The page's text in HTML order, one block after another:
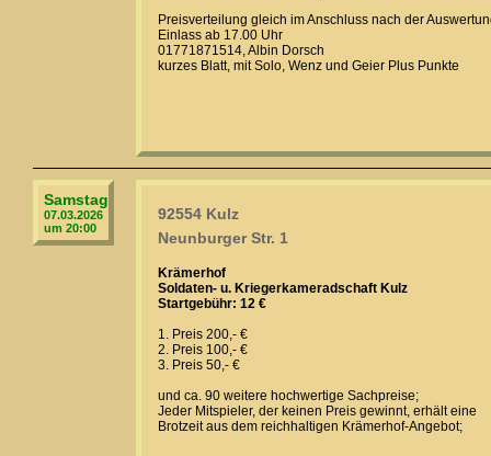
Preisverteilung gleich im Anschluss nach der
Einlass ab 17.00 Uhr
01771871514, Albin Dorsch
kurzes Blatt, mit Solo, Wenz und Geier Plus Punkte
Samstag
07.03.2026
um 20:00
92554 Kulz
Neunburger Str. 1
Krämerhof
Soldaten- u. Kriegerkameradschaft Kulz
Startgebühr: 12 €
1. Preis 200,- €
2. Preis 100,- €
3. Preis 50,- €
und ca. 90 weitere hochwertige Sachpreise;
Jeder Mitspieler, der keinen Preis gewinnt, erhält eine
Brotzeit aus dem reichhaltigen Krämerhof-Angebot;